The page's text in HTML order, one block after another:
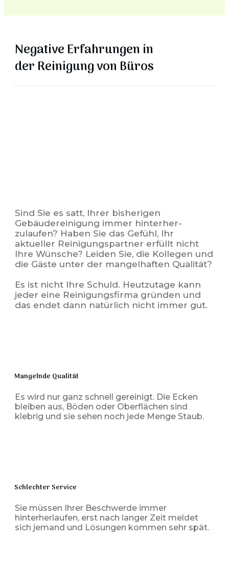
Negative Erfahrungen in
derReinigung von Büros
Sind Sie es satt, Ihrer bisherigen
Gebäudereinigung immer hinterher-
zulaufen? Haben Sie das Gefühl, Ihr
aktueller Reinigungspartner erfüllt nicht
Ihre Wünsche? Leiden Sie, die Kollegen und
die Gäste unter der mangelhaften Qualität?
Es ist nicht Ihre Schuld. Heutzutage kann
jeder eine Reinigungsfirma gründen und
das endet dann natürlich nicht immer gut.
Mangelnde Qualität
Es wird nur ganz schnell gereinigt. Die Ecken
bleiben aus, Böden oder Oberflächen sind
klebrig und sie sehen noch jede Menge Staub.
Schlechter Service
Sie müssen Ihrer Beschwerde immer
hinterherlaufen, erst nach langer Zeit meldet
sich jemand und Lösungen kommen sehr spät.